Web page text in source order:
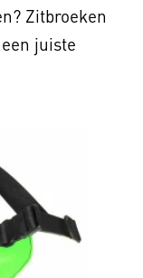
Zitbroeken
juiste